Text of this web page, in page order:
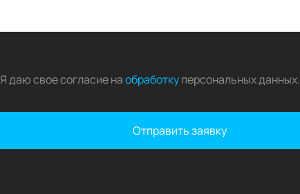
Я даю свое согласие наобработку персональных данных.
Отправить заявку